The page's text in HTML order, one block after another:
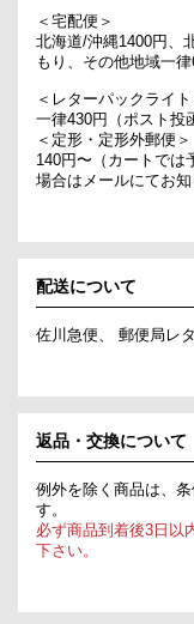
＜宅配便＞
北海道/沖縄1400円、
もり、その他地域一律
＜レターパックライト
一律430円（ポスト投
＜定形・定形外郵便＞
140円〜（カートでは
場合はメールにてお知
配送について
佐川急便、 郵便局レ
返品・交換について
例外を除く商品は、
す。
必ず商品到着後3日以
下さい。